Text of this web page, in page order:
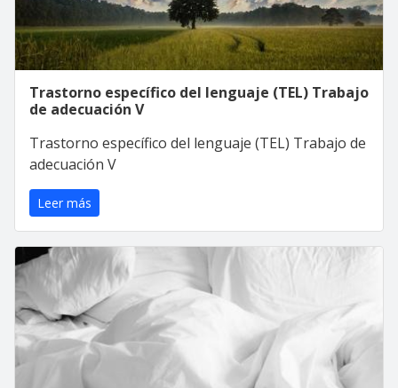
Trastorno específico del lenguaje (TEL) Trabajo
de adecuación V
Trastorno específico del lenguaje (TEL) Trabajo de
adecuación V
Leer más